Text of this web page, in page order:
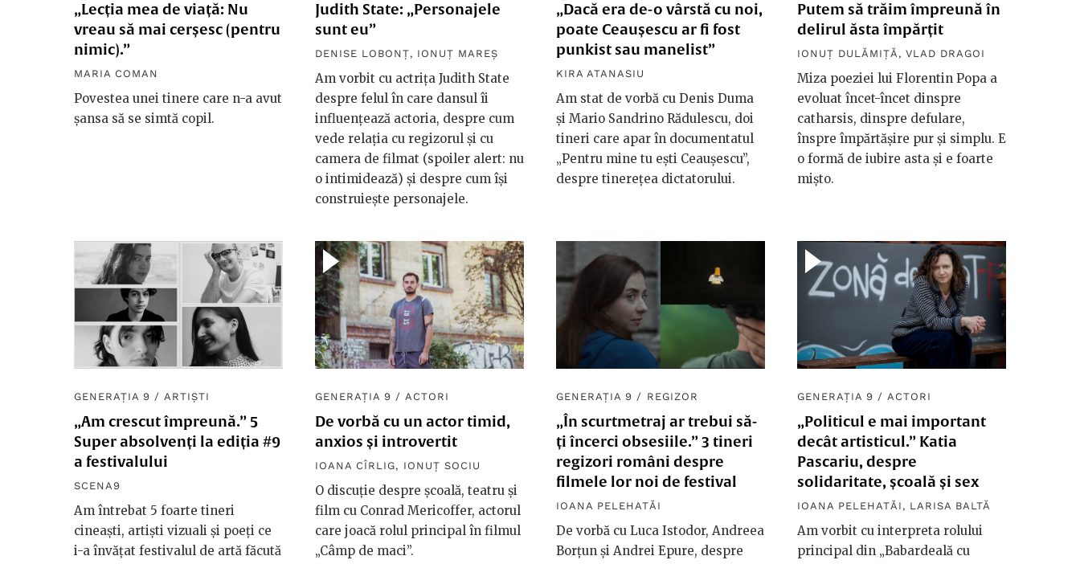
„Lecția mea de viață: Nu
vreau să mai cerșesc (pentru
nimic).”
MARIA COMAN
Povestea unei tinere care n-a avut
șansa să se simtă copil.
Judith State: „Personajele
sunt eu”
DENISE LOBONȚ, IONUȚ MAREȘ
Am vorbit cu actrița Judith State
despre felul în care dansul îi
influenţează actoria, despre cum
vede relaţia cu regizorul şi cu
camera de filmat (spoiler alert: nu
o intimidează) și despre cum îşi
construieşte personajele.
„Dacă era de-o vârstă cu noi,
poate Ceaușescu ar fi fost
punkist sau manelist”
KIRA ATANASIU
Am stat de vorbă cu Denis Duma
și Mario Sandrino Rădulescu, doi
tineri care apar în documentatul
„Pentru mine tu ești Ceaușescu”,
despre tinerețea dictatorului.
Putem să trăim împreună în
delirul ăsta împărțit
IONUȚ DULĂMIȚĂ , VLAD DRAGOI
Miza poeziei lui Florentin Popa a
evoluat încet-încet dinspre
catharsis, dinspre defulare,
înspre împărtășire pur și simplu. E
o formă de iubire asta și e foarte
mișto.
GENERAȚIA 9 / ARTIȘTI
„Am crescut împreună.” 5
Super absolvenți la ediția #9
a festivalului
SCENA9
Am întrebat 5 foarte tineri
cineaști, artiști vizuali și poeți ce
i-a învățat festivalul de artă făcută
GENERAȚIA 9 / ACTORI
De vorbă cu un actor timid,
anxios și introvertit
IOANA CÎRLIG, IONUȚ SOCIU
O discuție despre școală, teatru și
film cu Conrad Mericoffer, actorul
care joacă rolul principal în filmul
„Câmp de maci”.
GENERAȚIA 9 / REGIZOR
„În scurtmetraj ar trebui să-
ți încerci obsesiile.” 3 tineri
regizori români despre
filmele lor noi de festival
IOANA PELEHATĂI
De vorbă cu Luca Istodor, Andreea
Borțun și Andrei Epure, despre
GENERAȚIA 9 / ACTORI
„Politicul e mai important
decât artisticul.” Katia
Pascariu, despre
solidaritate, școală și sex
IOANA PELEHATĂI , LARISA BALTĂ
Am vorbit cu interpreta rolului
principal din „Babardeală cu